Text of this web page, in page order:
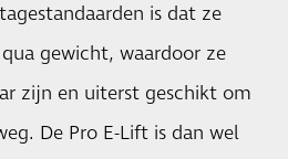
is dat ze
gewicht, waardoor ze
zijn en uiterst geschikt om
De Pro E-Lift is dan wel